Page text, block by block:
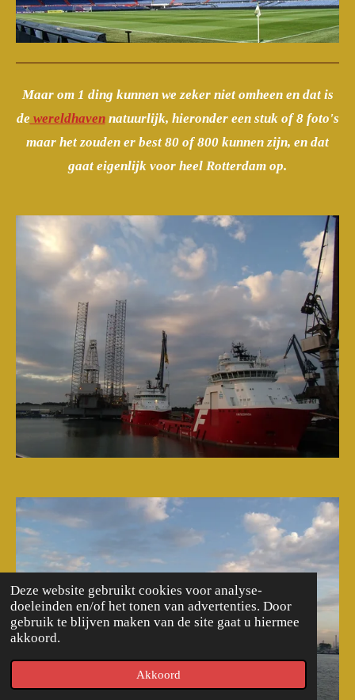
Deze website gebruikt cookies voor analyse-
doeleinden en/of het tonen van advertenties. Door
gebruik te blijven maken van de site gaat u hiermee
akkoord.
Akkoord
Maar om 1 ding kunnen we zeker niet omheen en dat is
de wereldhaven natuurlijk, hieronder een stuk of 8 foto's
maar het zouden er best 80 of 800 kunnen zijn, en dat
gaat eigenlijk voor heel Rotterdam op.